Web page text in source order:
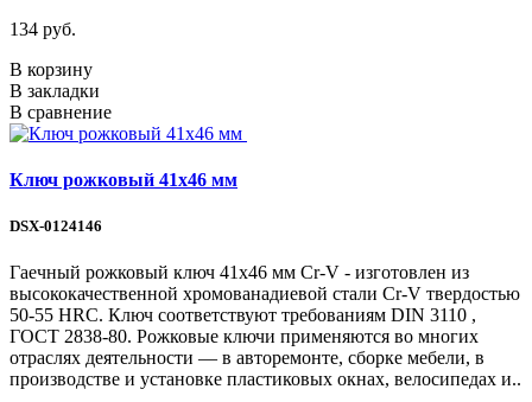
134 руб.
В корзину
В закладки
В сравнение
Ключ рожковый 41х46 мм
DSX-0124146
Гаечный рожковый ключ 41х46 мм Cr-V - изготовлен из
высококачественной хромованадиевой стали Cr-V твердостью
50-55 HRС. Ключ соответствуют требованиям DIN 3110 ,
ГОСТ 2838-80. Рожковые ключи применяются во многих
отраслях деятельности — в авторемонте, сборке мебели, в
производстве и установке пластиковых окнах, велосипедах и..